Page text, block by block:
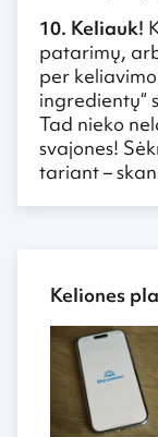
10. Keliauk!
patarimų,
per
ingredientų“
Tad nieko
svajones!
tariant –
Keliones